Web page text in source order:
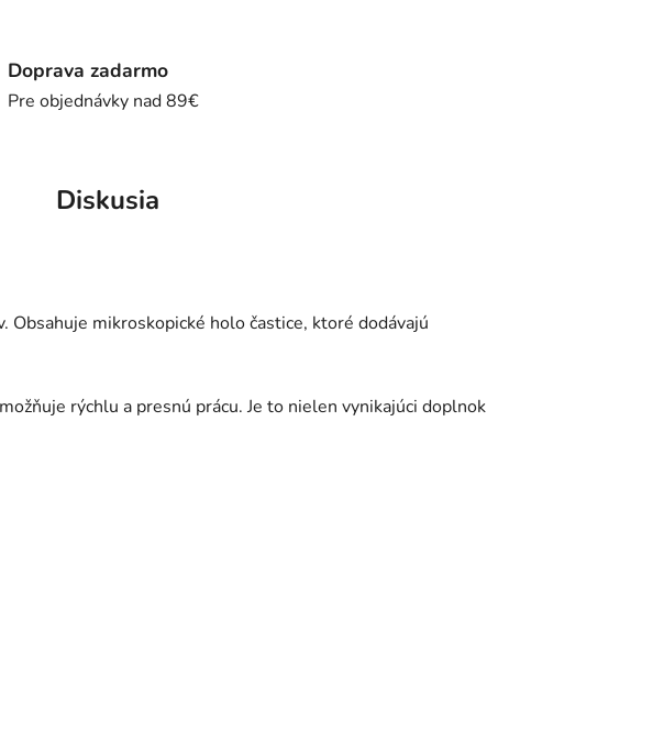
Doprava zadarmo
Pre objednávky nad 89€
Diskusia
mikroskopické holo častice, ktoré dodávajú
rýchlu a presnú prácu. Je to nielen vynikajúci doplnok